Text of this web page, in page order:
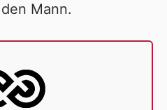
Mann.